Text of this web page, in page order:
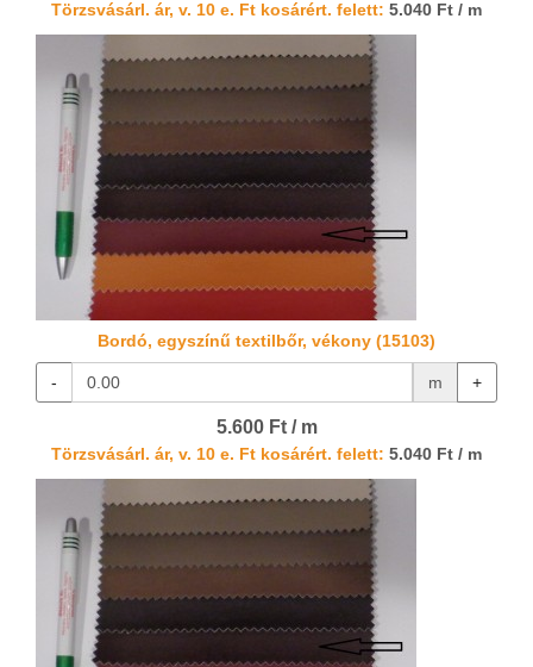
Törzsvásárl. ár, v. 10 e. Ft kosárért. felett: 5.040 Ft / m
Bordó, egyszínű textilbőr, vékony (15103)
- m +
5.600 Ft / m
Törzsvásárl. ár, v. 10 e. Ft kosárért. felett: 5.040 Ft / m